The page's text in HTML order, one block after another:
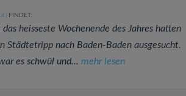
)FINDET:
heisseste Wochenende des Jahres hatten
Städtetripp nach Baden-Baden ausgesucht.
es schwül und... mehr lesen